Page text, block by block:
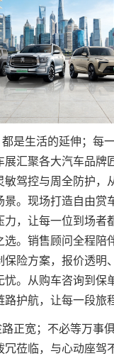
生活的延伸；每
展汇聚各大汽车品牌
敏驾控与周全防护，
。现场打造自由赏
力，让每一位到场者
选。销售顾问全程陪
保险方案，报价透明
忧。从购车咨询到保
护航，让每一段旅
宽；不必等万事俱
冗莅临，与心动座驾